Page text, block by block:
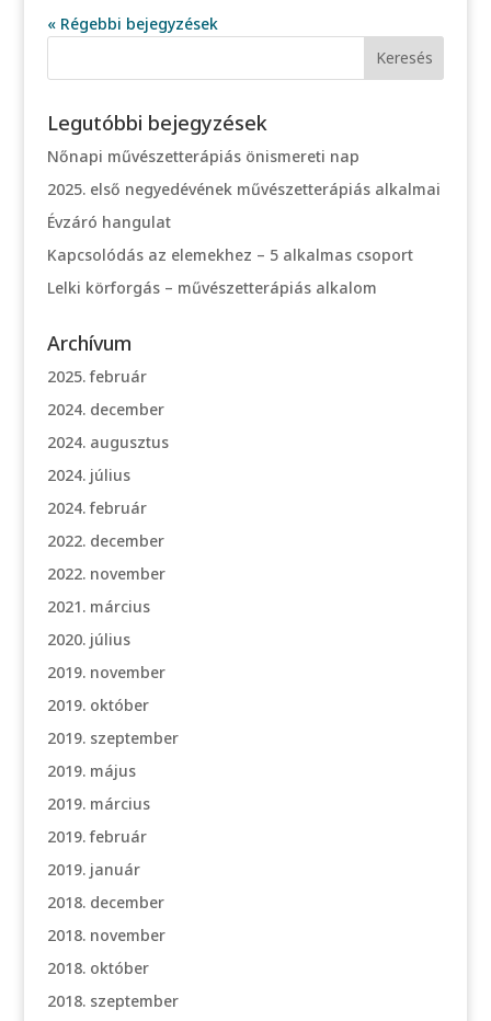
« Régebbi bejegyzések
Legutóbbi bejegyzések
Nőnapi művészetterápiás önismereti nap
2025. első negyedévének művészetterápiás alkalmai
Évzáró hangulat
Kapcsolódás az elemekhez – 5 alkalmas csoport
Lelki körforgás – művészetterápiás alkalom
Archívum
2025. február
2024. december
2024. augusztus
2024. július
2024. február
2022. december
2022. november
2021. március
2020. július
2019. november
2019. október
2019. szeptember
2019. május
2019. március
2019. február
2019. január
2018. december
2018. november
2018. október
2018. szeptember